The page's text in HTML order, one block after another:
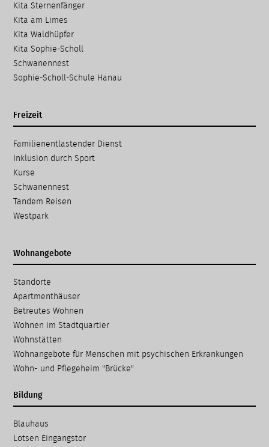
Kita Sternenfänger
Kita am Limes
Kita Waldhüpfer
Kita Sophie-Scholl
Schwanennest
Sophie-Scholl-Schule Hanau
Freizeit
Navigation
überspringen
Familien­entlastender Dienst
Inklusion durch Sport
Kurse
Schwanennest
Tandem Reisen
Westpark
Wohnangebote
Navigation
überspringen
Standorte
Apartmenthäuser
Betreutes Wohnen
Wohnen im Stadtquartier
Wohnstätten
Wohnangebote für Menschen mit psychischen Erkrankungen
Wohn- und Pflegeheim "Brücke"
Bildung
Navigation
überspringen
Blauhaus
Lotsen Eingangstor